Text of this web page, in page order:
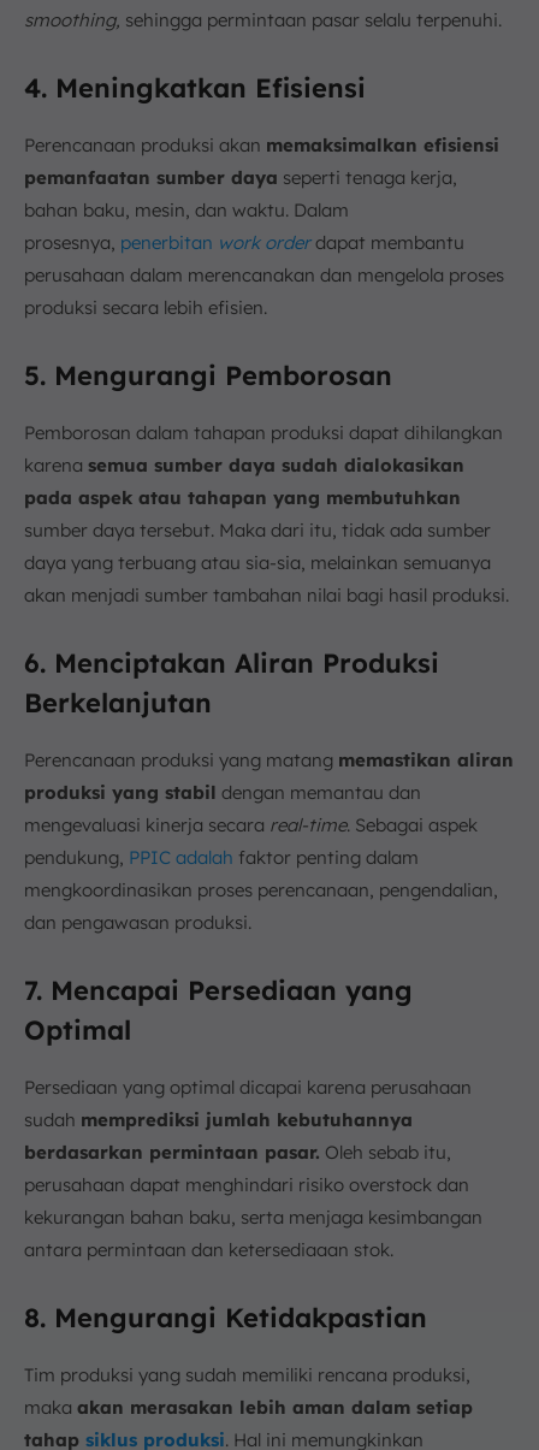
smoothing, sehingga permintaan pasar selalu terpenuhi.
4. Meningkatkan Efisiensi
Perencanaan produksi akan memaksimalkan efisiensi
pemanfaatan sumber daya seperti tenaga kerja,
bahan baku, mesin, dan waktu. Dalam
prosesnya, penerbitan work orderdapat membantu
perusahaan dalam merencanakan dan mengelola proses
produksi secara lebih efisien.
5. Mengurangi Pemborosan
Pemborosan dalam tahapan produksi dapat dihilangkan
karena semua sumber daya sudah dialokasikan
pada aspek atau tahapan yang membutuhkan
sumber daya tersebut. Maka dari itu, tidak ada sumber
daya yang terbuang atau sia-sia, melainkan semuanya
akan menjadi sumber tambahan nilai bagi hasil produksi.
6. Menciptakan Aliran Produksi
Berkelanjutan
Perencanaan produksi yang matang memastikan aliran
produksi yang stabil dengan memantau dan
mengevaluasi kinerja secara real-time. Sebagai aspek
pendukung, PPIC adalah faktor penting dalam
mengkoordinasikan proses perencanaan, pengendalian,
dan pengawasan produksi.
7. Mencapai Persediaan yang
Optimal
Persediaan yang optimal dicapai karena perusahaan
sudah memprediksi jumlah kebutuhannya
berdasarkan permintaan pasar. Oleh sebab itu,
perusahaan dapat menghindari risiko overstock dan
kekurangan bahan baku, serta menjaga kesimbangan
antara permintaan dan ketersediaaan stok.
8. Mengurangi Ketidakpastian
Tim produksi yang sudah memiliki rencana produksi,
maka akan merasakan lebih aman dalam setiap
tahap siklus produksi. Hal ini memungkinkan